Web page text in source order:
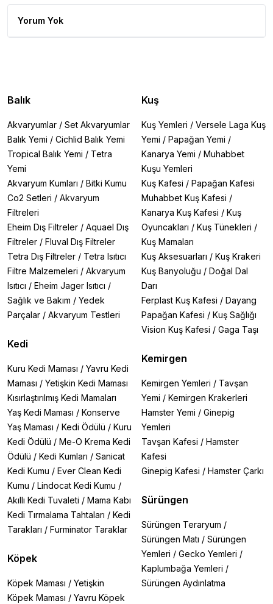
Yorum Yok
Balık
Akvaryumlar / Set Akvaryumlar
Balık Yemi / Cichlid Balık Yemi
Tropical Balık Yemi / Tetra
Yemi
Akvaryum Kumları / Bitki Kumu
Co2 Setleri / Akvaryum
Filtreleri
Eheim Dış Filtreler / Aquael Dış
Filtreler / Fluval Dış Filtreler
Tetra Dış Filtreler / Tetra Isıtıcı
Filtre Malzemeleri / Akvaryum
Isıtıcı / Eheim Jager Isıtıcı /
Sağlık ve Bakım / Yedek
Parçalar / Akvaryum Testleri
Kedi
Kuru Kedi Maması / Yavru Kedi
Maması / Yetişkin Kedi Maması
Kısırlaştırılmış Kedi Mamaları
Yaş Kedi Maması / Konserve
Yaş Maması / Kedi Ödülü / Kuru
Kedi Ödülü / Me-O Krema Kedi
Ödülü / Kedi Kumları / Sanicat
Kedi Kumu / Ever Clean Kedi
Kumu / Lindocat Kedi Kumu /
Akıllı Kedi Tuvaleti / Mama Kabı
Kedi Tırmalama Tahtaları / Kedi
Tarakları / Furminator Taraklar
Köpek
Köpek Maması / Yetişkin
Köpek Maması / Yavru Köpek
Kuş
Kuş Yemleri / Versele Laga Kuş
Yemi / Papağan Yemi /
Kanarya Yemi / Muhabbet
Kuşu Yemleri
Kuş Kafesi / Papağan Kafesi
Muhabbet Kuş Kafesi /
Kanarya Kuş Kafesi / Kuş
Oyuncakları / Kuş Tünekleri /
Kuş Mamaları
Kuş Aksesuarları / Kuş Krakeri
Kuş Banyoluğu / Doğal Dal
Darı
Ferplast Kuş Kafesi / Dayang
Papağan Kafesi / Kuş Sağlığı
Vision Kuş Kafesi / Gaga Taşı
Kemirgen
Kemirgen Yemleri / Tavşan
Yemi / Kemirgen Krakerleri
Hamster Yemi / Ginepig
Yemleri
Tavşan Kafesi / Hamster
Kafesi
Ginepig Kafesi / Hamster Çarkı
Sürüngen
Sürüngen Teraryum /
Sürüngen Matı / Sürüngen
Yemleri / Gecko Yemleri /
Kaplumbağa Yemleri /
Sürüngen Aydınlatma